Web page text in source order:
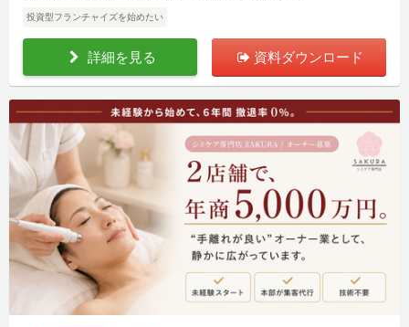
投資型フランチャイズを始めたい
詳細を見る 資料ダウンロード